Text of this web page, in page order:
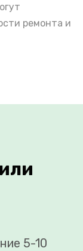
ремонта и
5-10